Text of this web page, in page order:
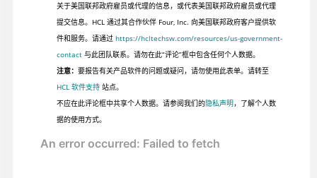
关于美国联邦政府雇员或代理的信息，或代表美国联邦政府雇员或代理
提交信息。HCL 通过其合作伙伴 Four, Inc. 向美国联邦政府客户提供软
件和服务。请通过 https://hcltechsw.com/resources/us-government-
contact与此团队联系。请勿在此“评论”框中包含任何个人数据。
注意： 要报告有关产品软件的问题或疑问，请勿使用此表单。请转至
HCL 软件支持站点。
不应在此评论框中共享个人数据。请参阅我们的隐私声明，了解个人数
据的使用方式。